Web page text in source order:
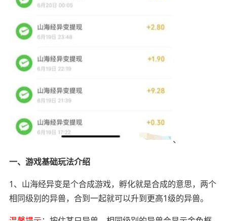
、
一、游戏基础玩法介绍
1、山海经异变是个合成游戏，孵化就是合成的意思，两个
相同级别的异兽，合到一起就可以升到更高1级的异兽。